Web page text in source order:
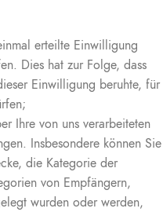
erteilte Einwilligung
Dies hat zur Folge, dass
Einwilligung beruhte, für
Ihre von uns verarbeiteten
Insbesondere können Sie
die Kategorie der
von Empfängern,
wurden oder werden,